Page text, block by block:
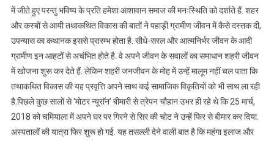
में जीते हुए परन्तु भविष्य के प्रति हमेशा आशावान समाज की मनःस्थिति को दर्शाते हैं. शहर
और कस्बों से आयी तथाकथित विकास की बातों ने पहाड़ी ग्रामीण जीवन में कैसे दस्तक दी,
उपन्यास का कथानक इससे प्रारम्भ होता है. सीधे-सरल और आत्मनिर्भर जीवन के आदी
ग्रामीण इन आहटों से अचंभित होते है. वे अपने जीवन के सवालों का समाधान शहरी जीवन
में खोजना शुरू कर देते हैं. लेकिन शहरी जनजीवन के मोह में उन्हें मालूम नहीं चल पाता कि
तथाकथित विकास की यह प्रवृत्ति अपने साथ कई सामाजिक विकृतियों को भी साथ ला रही
है.पिछले कुछ सालों से ‘मोटर न्यूराॅन’ बीमारी से त्रेपन चौहान उभर ही रहे थे कि 25 मार्च,
2018 को चमियाला में अपने घर पर गिरने से सिर की चोट ने उन्हें फिर से बीमार कर दिया.
अस्पतालों की यात्रा फिर शुरू हो गई. यह तसल्ली देने वाली बात है कि महंगा इलाज और